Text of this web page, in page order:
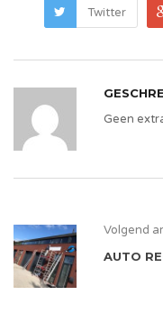
Twitter
Geen
Volgend
AUTO